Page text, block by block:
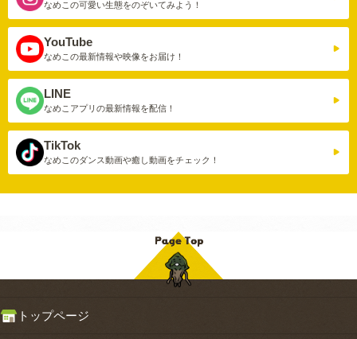
なめこの可愛い生態をのぞいてみよう！
YouTube
なめこの最新情報や映像をお届け！
LINE
なめこアプリの最新情報を配信！
TikTok
なめこのダンス動画や癒し動画をチェック！
トップページ